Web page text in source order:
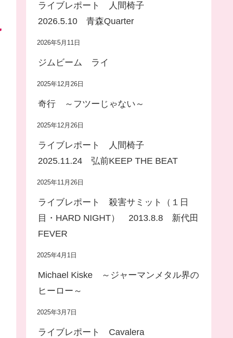
ライブレポート 人間椅子
2026.5.10 青森Quarter
2026年5月11日
ジムビーム ライ
2025年12月26日
奇行 ～フツーじゃない～
2025年12月26日
ライブレポート 人間椅子
2025.11.24 弘前KEEP THE BEAT
2025年11月26日
ライブレポート 殺害サミット（１日
目・HARD NIGHT） 2013.8.8 新代田
FEVER
2025年4月1日
Michael Kiske ～ジャーマンメタル界の
ヒーロー～
2025年3月7日
ライブレポート Cavalera